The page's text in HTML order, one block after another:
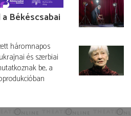
Békéscsabai
háromnapos
és szerbiai
be, a